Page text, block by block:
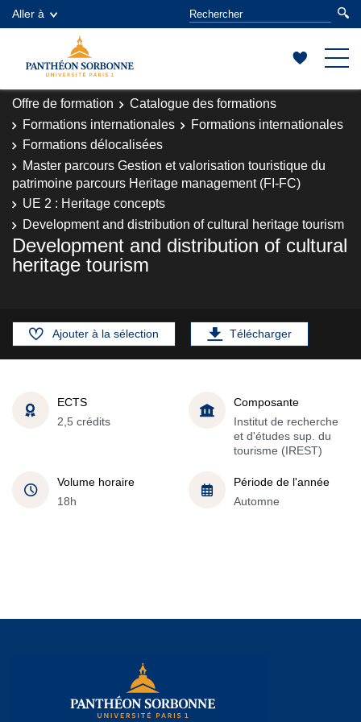
Aller à
Offre de formation
Catalogue des formations
Formations internationales
Formations internationales
Formations délocalisées
Master parcours Gestion et valorisation touristique du
patrimoine parcours Heritage management (FI-FC)
UE 2 : Heritage concepts
Development and distribution of cultural heritage tourism
Development and distribution of cultural
heritage tourism
Ajouter à la sélection Télécharger
ECTS
2,5 crédits
Composante
Institut de recherche
et d'études sup. du
tourisme (IREST)
Volume horaire
18h
Période de l'année
Automne